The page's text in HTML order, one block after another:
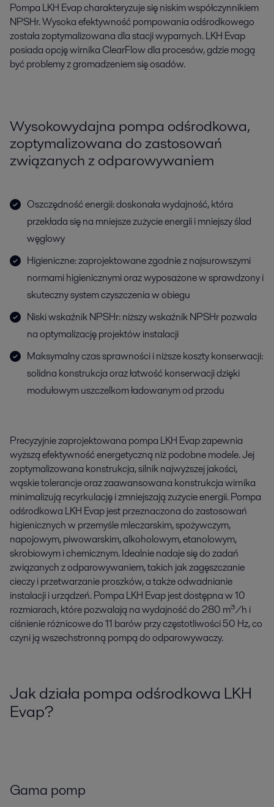
Pompa LKH Evap charakteryzuje się niskim współczynnikiem
NPSHr. Wysoka efektywność pompowania odśrodkowego
została zoptymalizowana dla stacji wyparnych. LKH Evap
posiada opcję wirnika ClearFlow dla procesów, gdzie mogą
być problemy z gromadzeniem się osadów.
Wysokowydajna pompa odśrodkowa,
zoptymalizowana do zastosowań
związanych z odparowywaniem
Oszczędność energii: doskonała wydajność, która
przekłada się na mniejsze zużycie energii i mniejszy ślad
węglowy
Higieniczne: zaprojektowane zgodnie z najsurowszymi
normami higienicznymi oraz wyposażone w sprawdzony i
skuteczny system czyszczenia w obiegu
Niski wskaźnik NPSHr: niższy wskaźnik NPSHr pozwala
na optymalizację projektów instalacji
Maksymalny czas sprawności i niższe koszty konserwacji:
solidna konstrukcja oraz łatwość konserwacji dzięki
modułowym uszczelkom ładowanym od przodu
Precyzyjnie zaprojektowana pompa LKH Evap zapewnia
wyższą efektywność energetyczną niż podobne modele. Jej
zoptymalizowana konstrukcja, silnik najwyższej jakości,
wąskie tolerancje oraz zaawansowana konstrukcja wirnika
minimalizują recyrkulację i zmniejszają zużycie energii. Pompa
odśrodkowa LKH Evap jest przeznaczona do zastosowań
higienicznych w przemyśle mleczarskim, spożywczym,
napojowym, piwowarskim, alkoholowym, etanolowym,
skrobiowym i chemicznym. Idealnie nadaje się do zadań
związanych z odparowywaniem, takich jak zagęszczanie
cieczy i przetwarzanie proszków, a także odwadnianie
instalacji i urządzeń. Pompa LKH Evap jest dostępna w 10
rozmiarach, które pozwalają na wydajność do 280 m³/h i
ciśnienie różnicowe do 11 barów przy częstotliwości 50 Hz, co
czyni ją wszechstronną pompą do odparowywaczy.
Jak działa pompa odśrodkowa LKH
Evap?
Gama pomp